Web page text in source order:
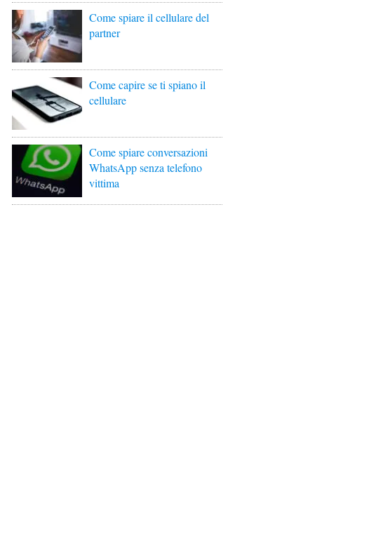
Come spiare il cellulare del
partner
Come capire se ti spiano il
cellulare
Come spiare conversazioni
WhatsApp senza telefono
vittima